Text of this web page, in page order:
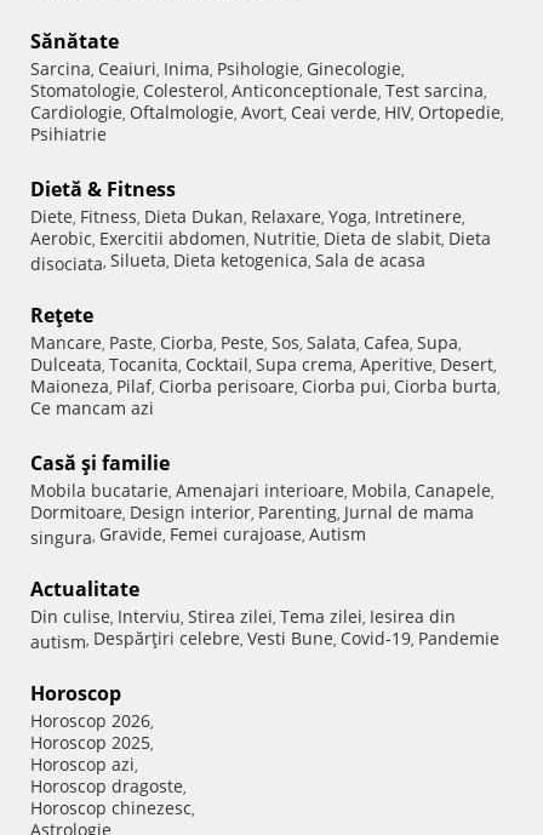
Sănătate
Sarcina, Ceaiuri, Inima, Psihologie, Ginecologie,
Stomatologie, Colesterol, Anticonceptionale, Test sarcina,
Cardiologie, Oftalmologie, Avort, Ceai verde, HIV, Ortopedie,
Psihiatrie
Dietă & Fitness
Diete, Fitness, Dieta Dukan, Relaxare, Yoga, Intretinere,
Aerobic, Exercitii abdomen, Nutritie, Dieta de slabit, Dieta
disociata, Silueta, Dieta ketogenica, Sala de acasa
Reţete
Mancare, Paste, Ciorba, Peste, Sos, Salata, Cafea, Supa,
Dulceata, Tocanita, Cocktail, Supa crema, Aperitive, Desert,
Maioneza, Pilaf, Ciorba perisoare, Ciorba pui, Ciorba burta,
Ce mancam azi
Casă şi familie
Mobila bucatarie, Amenajari interioare, Mobila, Canapele,
Dormitoare, Design interior, Parenting, Jurnal de mama
singura, Gravide, Femei curajoase, Autism
Actualitate
Din culise, Interviu, Stirea zilei, Tema zilei, Iesirea din
autism, Despărţiri celebre, Vesti Bune, Covid-19, Pandemie
Horoscop
Horoscop 2026,
Horoscop 2025,
Horoscop azi,
Horoscop dragoste,
Horoscop chinezesc,
Astrologie